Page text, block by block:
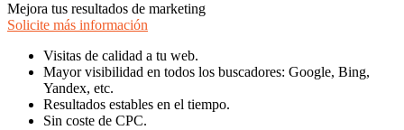
Mejora tus resultados de marketing
Solicite más información
Visitas de calidad a tu web.
Mayor visibilidad en todos los buscadores: Google, Bing,
Yandex, etc.
Resultados estables en el tiempo.
Sin coste de CPC.